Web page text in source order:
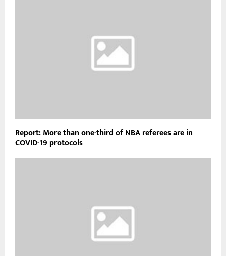
Report: More than one-third of NBA referees are in
COVID-19 protocols